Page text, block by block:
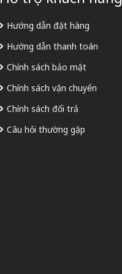
Hướng dẫn đặt hàng
Hướng dẫn thanh toán
Chính sách bảo mật
Chính sách vận chuyển
Chính sách đổi trả
Câu hỏi thường gặp